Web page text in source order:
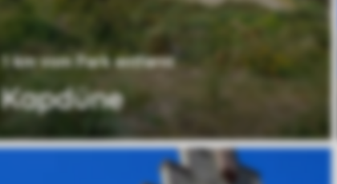
Kapdüne
1 km vom Park entfernt